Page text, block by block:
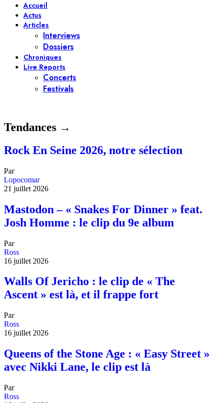
Accueil
Actus
Articles
Interviews
Dossiers
Chroniques
Live Reports
Concerts
Festivals
Tendances →
Rock En Seine 2026, notre sélection
Par
Lopocomar
21 juillet 2026
Mastodon – « Snakes For Dinner » feat.
Josh Homme : le clip du 9e album
Par
Ross
16 juillet 2026
Walls Of Jericho : le clip de « The
Ascent » est là, et il frappe fort
Par
Ross
16 juillet 2026
Queens of the Stone Age : « Easy Street »
avec Nikki Lane, le clip est là
Par
Ross